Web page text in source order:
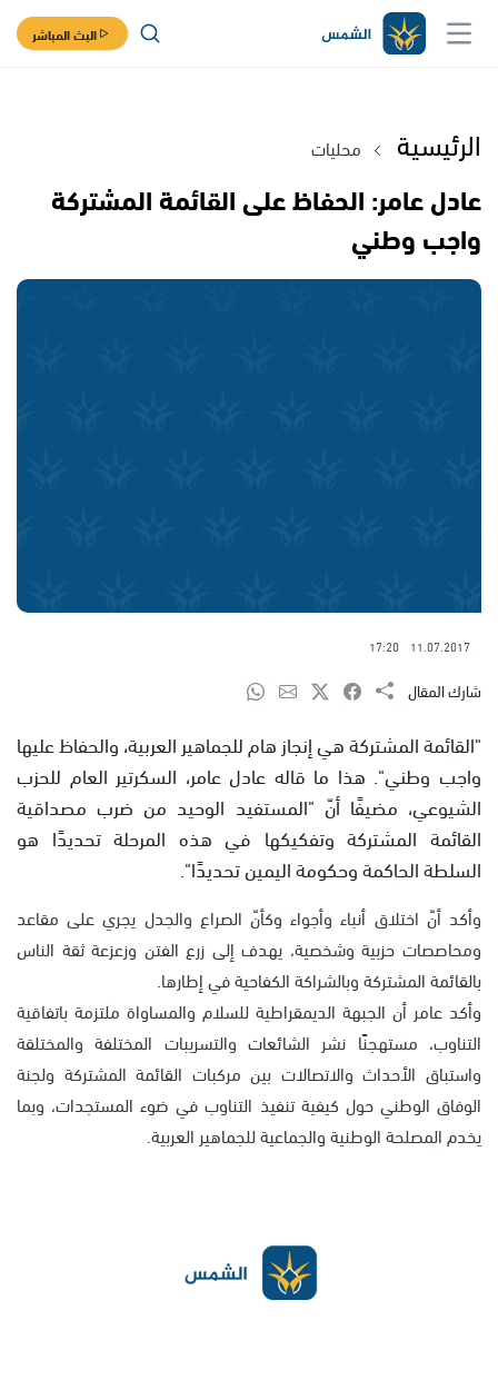
البث المباشر
الرئيسية محليات
عادل عامر: الحفاظ على القائمة المشتركة
واجب وطني
11.07.2017
17:20
شارك المقال
"القائمة المشتركة هي إنجاز هام للجماهير العربية، والحفاظ عليها
واجب وطني". هذا ما قاله عادل عامر، السكرتير العام للحزب
الشيوعي، مضيفًا أنّ "المستفيد الوحيد من ضرب مصداقية
القائمة المشتركة وتفكيكها في هذه المرحلة تحديدًا هو
السلطة الحاكمة وحكومة اليمين تحديدًا".
وأكد أنّ اختلاق أنباء وأجواء وكأنّ الصراع والجدل يجري على مقاعد
ومحاصصات حزبية وشخصية، يهدف إلى زرع الفتن وزعزعة ثقة الناس
بالقائمة المشتركة وبالشراكة الكفاحية في إطارها.
وأكد عامر أن الجبهة الديمقراطية للسلام والمساواة ملتزمة باتفاقية
التناوب، مستهجنًا نشر الشائعات والتسريبات المختلفة والمختلقة
واستباق الأحداث والاتصالات بين مركبات القائمة المشتركة ولجنة
الوفاق الوطني حول كيفية تنفيذ التناوب في ضوء المستجدات، وبما
يخدم المصلحة الوطنية والجماعية للجماهير العربية.